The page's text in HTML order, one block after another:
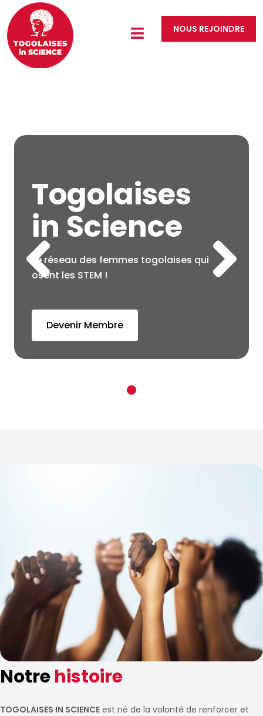
NOUS REJOINDRE
Togolaises
in Science
Le réseau des femmes togolaises qui
osent les STEM !
Devenir Membre
Notrehistoire
TOGOLAISES IN SCIENCE est né de la volonté de renforcer et